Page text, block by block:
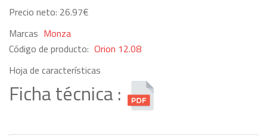
Precio neto: 26.97€
Marcas Monza
Código de producto: Orion 12.08
Hoja de características
Ficha técnica :